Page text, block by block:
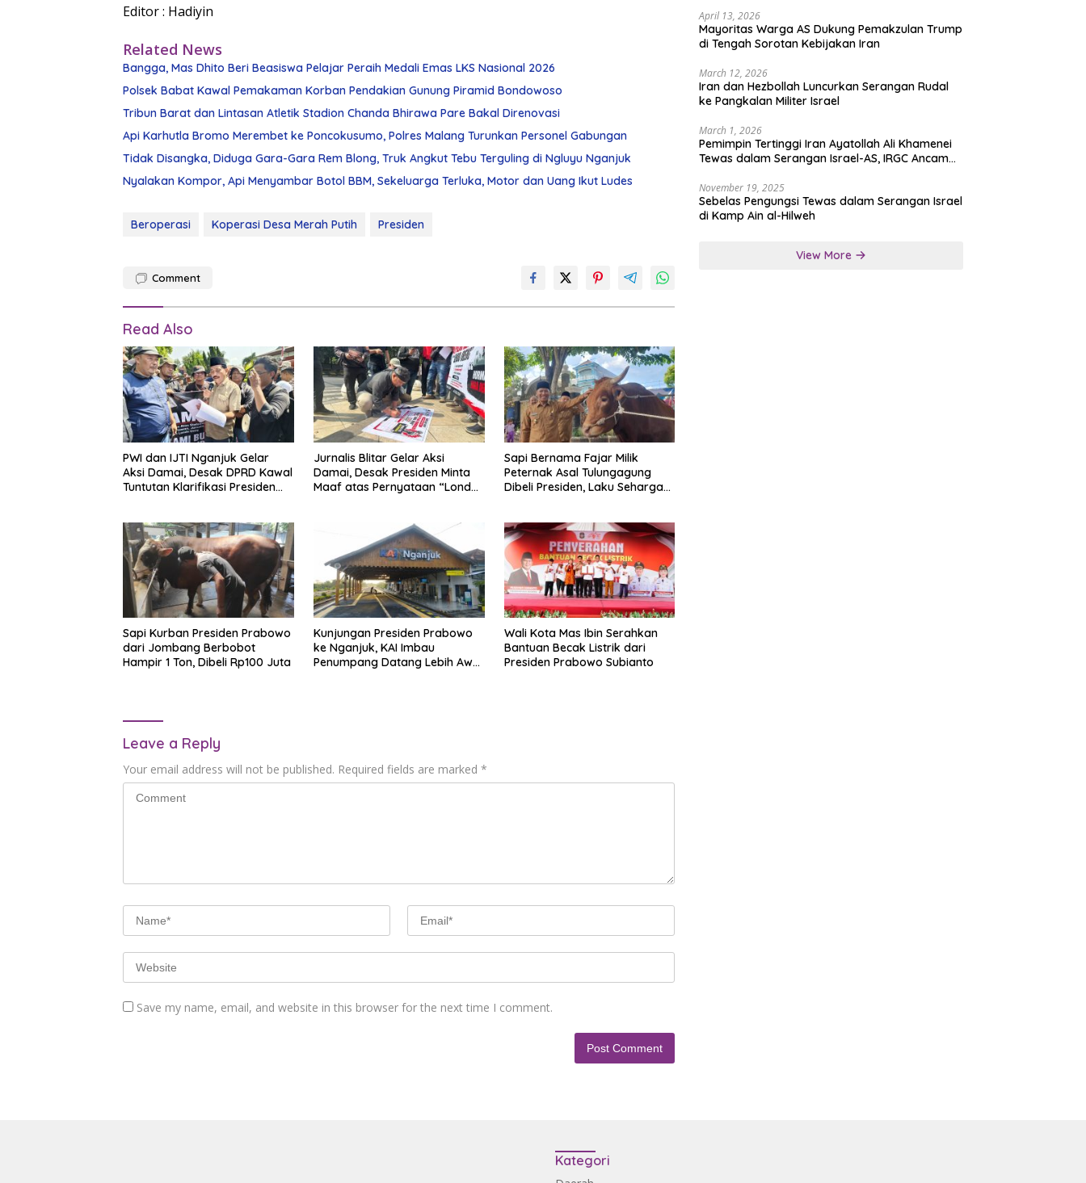
Editor : Hadiyin
Related News
Bangga, Mas Dhito Beri Beasiswa Pelajar Peraih Medali Emas LKS Nasional 2026
Polsek Babat Kawal Pemakaman Korban Pendakian Gunung Piramid Bondowoso
Tribun Barat dan Lintasan Atletik Stadion Chanda Bhirawa Pare Bakal Direnovasi
Api Karhutla Bromo Merembet ke Poncokusumo, Polres Malang Turunkan Personel Gabungan
Tidak Disangka, Diduga Gara-Gara Rem Blong, Truk Angkut Tebu Terguling di Ngluyu Nganjuk
Nyalakan Kompor, Api Menyambar Botol BBM, Sekeluarga Terluka, Motor dan Uang Ikut Ludes
Beroperasi Koperasi Desa Merah Putih Presiden
Comment
Read Also
PWI dan IJTI Nganjuk Gelar
Aksi Damai, Desak DPRD Kawal
Tuntutan Klarifikasi Presiden
Jurnalis Blitar Gelar Aksi
Damai, Desak Presiden Minta
Maaf atas Pernyataan “Londo
Sapi Bernama Fajar Milik
Peternak Asal Tulungagung
Dibeli Presiden, Laku Seharga
Sapi Kurban Presiden Prabowo
dari Jombang Berbobot
Hampir 1 Ton, Dibeli Rp100 Juta
Kunjungan Presiden Prabowo
ke Nganjuk, KAI Imbau
Penumpang Datang Lebih Awal
Wali Kota Mas Ibin Serahkan
Bantuan Becak Listrik dari
Presiden Prabowo Subianto
Leave a Reply
Your email address will not be published. Required fields are marked *
Save my name, email, and website in this browser for the next time I comment.
April 13, 2026
Mayoritas Warga AS Dukung Pemakzulan Trump
di Tengah Sorotan Kebijakan Iran
March 12, 2026
Iran dan Hezbollah Luncurkan Serangan Rudal
ke Pangkalan Militer Israel
March 1, 2026
Pemimpin Tertinggi Iran Ayatollah Ali Khamenei
Tewas dalam Serangan Israel-AS, IRGC Ancam
November 19, 2025
Sebelas Pengungsi Tewas dalam Serangan Israel
di Kamp Ain al-Hilweh
View More
Kategori